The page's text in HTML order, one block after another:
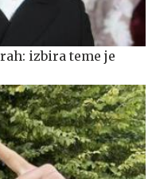
izbira teme je